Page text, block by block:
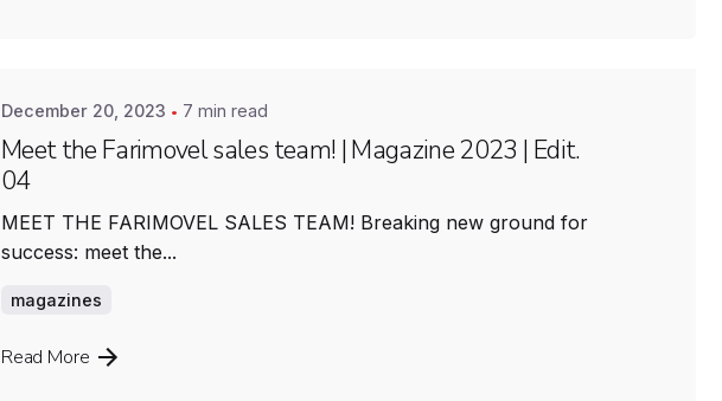
December 20, 2023 7 min read
Meet the Farimovel sales team! | Magazine 2023 | Edit.
04
MEET THE FARIMOVEL SALES TEAM! Breaking new ground for
success: meet the...
magazines
Read MoreFarimovel